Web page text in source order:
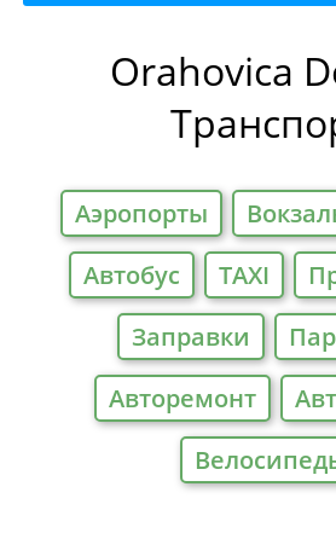
Orahovica
Аэропорты
Автобус
TAXI
Заправки
Авторемонт